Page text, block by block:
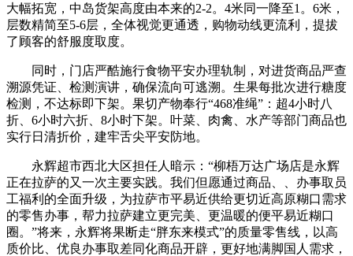
大幅拓宽，中岛货架高度由本来的2-2。4米同一降至1。6米，
层数精简至5-6层，全体视觉更通透，购物动线更流利，提拔
了顾客的舒服度取度。
同时，门店严酷施行食物平安办理轨制，对进货商品严查
溯源凭证、检测演讲，确保流向可逃溯。生果每批次进行糖度
检测，不达标即下架。果切产物奉行“468准绳”：超4小时八
折、6小时六折、8小时下架。叶菜、肉禽、水产等部门商品也
实行日清折价，建牢舌尖平安防地。
永辉超市西北大区担任人暗示：“柳梧万达广场店是永辉
正在拉萨的又一次主要实践。我们但愿通过商品、、办事取员
工福利的全面升级，为拉萨市平易近供给更切近高原糊口需求
的零售办事，帮力拉萨建立更完美、更温暖的便平易近糊口
圈。”将来，永辉将果断走“胖东来模式”的质量零售线，以高
质价比、优良办事取差同化商品开辟，更好地满脚国人需求，